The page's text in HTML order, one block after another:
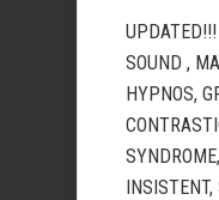
SOUND ,
HYPNOS,
INSISTENT,